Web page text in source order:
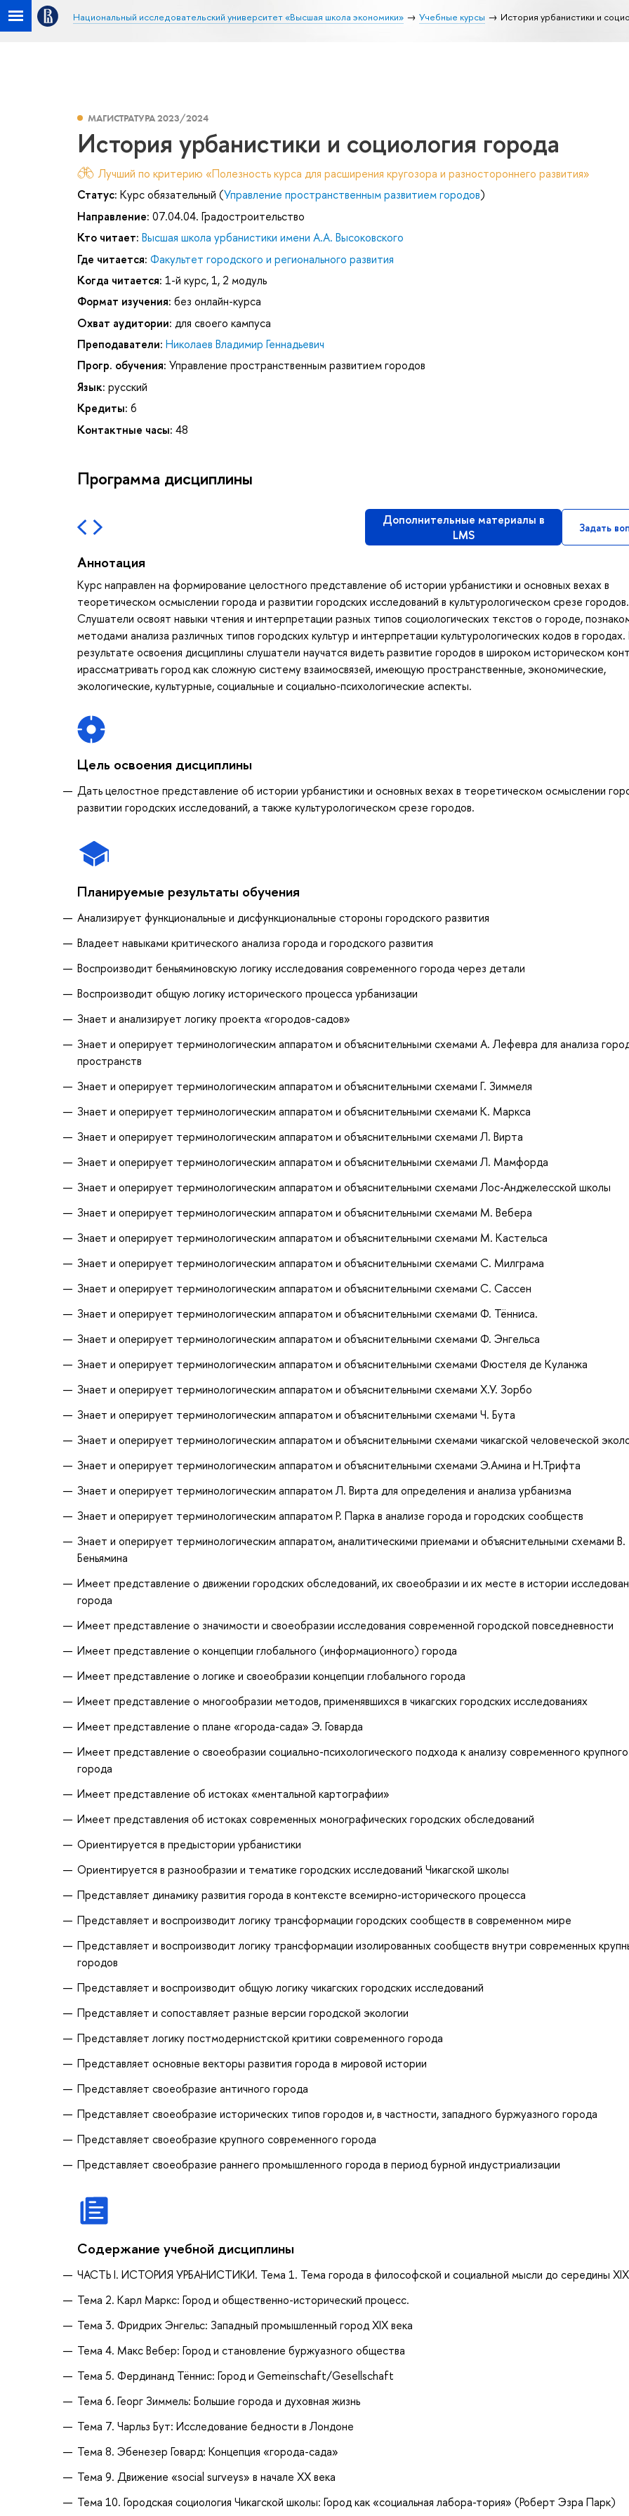
Национальный исследовательский университет «Высшая школа экономики» Учебные курсы История урбанистики и
МАГИСТРАТУРА 2023/2024
История урбанистики и социология города
Лучший по критерию «Полезность курса для расширения кругозора и разностороннего развития»
Статус: Курс обязательный (Управление пространственным развитием городов)
Направление: 07.04.04. Градостроительство
Кто читает: Высшая школа урбанистики имени А.А. Высоковского
Где читается: Факультет городского и регионального развития
Когда читается: 1-й курс, 1, 2 модуль
Формат изучения: без онлайн-курса
Охват аудитории: для своего кампуса
Преподаватели: Николаев Владимир Геннадьевич
Прогр. обучения: Управление пространственным развитием городов
Язык: русский
Кредиты: 6
Контактные часы: 48
Программа дисциплины
Дополнительные материалы в
LMS
Задать
Аннотация
Курс направлен на формирование целостного представление об истории урбанистики и основных вехах в
теоретическом осмыслении города и развитии городских исследований в культурологическом срезе городов.
Слушатели освоят навыки чтения и интерпретации разных типов социологических текстов о городе,
методами анализа различных типов городских культур и интерпретации культурологических кодов в городах.
результате освоения дисциплины слушатели научатся видеть развитие городов в широком историческом
ирассматривать город как сложную систему взаимосвязей, имеющую пространственные, экономические,
экологические, культурные, социальные и социально-психологические аспекты.
Цель освоения дисциплины
Дать целостное представление об истории урбанистики и основных вехах в теоретическом осмыслении
развитии городских исследований, а также культурологическом срезе городов.
Планируемые результаты обучения
Анализирует функциональные и дисфункциональные стороны городского развития
Владеет навыками критического анализа города и городского развития
Воспроизводит беньяминовскую логику исследования современного города через детали
Воспроизводит общую логику исторического процесса урбанизации
Знает и анализирует логику проекта «городов-садов»
Знает и оперирует терминологическим аппаратом и объяснительными схемами А. Лефевра для анализа
пространств
Знает и оперирует терминологическим аппаратом и объяснительными схемами Г. Зиммеля
Знает и оперирует терминологическим аппаратом и объяснительными схемами К. Маркса
Знает и оперирует терминологическим аппаратом и объяснительными схемами Л. Вирта
Знает и оперирует терминологическим аппаратом и объяснительными схемами Л. Мамфорда
Знает и оперирует терминологическим аппаратом и объяснительными схемами Лос-Анджелесской школы
Знает и оперирует терминологическим аппаратом и объяснительными схемами М. Вебера
Знает и оперирует терминологическим аппаратом и объяснительными схемами М. Кастельса
Знает и оперирует терминологическим аппаратом и объяснительными схемами С. Милграма
Знает и оперирует терминологическим аппаратом и объяснительными схемами С. Сассен
Знает и оперирует терминологическим аппаратом и объяснительными схемами Ф. Тённиса.
Знает и оперирует терминологическим аппаратом и объяснительными схемами Ф. Энгельса
Знает и оперирует терминологическим аппаратом и объяснительными схемами Фюстеля де Куланжа
Знает и оперирует терминологическим аппаратом и объяснительными схемами Х.У. Зорбо
Знает и оперирует терминологическим аппаратом и объяснительными схемами Ч. Бута
Знает и оперирует терминологическим аппаратом и объяснительными схемами чикагской человеческой
Знает и оперирует терминологическим аппаратом и объяснительными схемами Э.Амина и Н.Трифта
Знает и оперирует терминологическим аппаратом Л. Вирта для определения и анализа урбанизма
Знает и оперирует терминологическим аппаратом Р. Парка в анализе города и городских сообществ
Знает и оперирует терминологическим аппаратом, аналитическими приемами и объяснительными схемами В.
Беньямина
Имеет представление о движении городских обследований, их своеобразии и их месте в истории
города
Имеет представление о значимости и своеобразии исследования современной городской повседневности
Имеет представление о концепции глобального (информационного) города
Имеет представление о логике и своеобразии концепции глобального города
Имеет представление о многообразии методов, применявшихся в чикагских городских исследованиях
Имеет представление о плане «города-сада» Э. Говарда
Имеет представление о своеобразии социально-психологического подхода к анализу современного крупного
города
Имеет представление об истоках «ментальной картографии»
Имеет представления об истоках современных монографических городских обследований
Ориентируется в предыстории урбанистики
Ориентируется в разнообразии и тематике городских исследований Чикагской школы
Представляет динамику развития города в контексте всемирно-исторического процесса
Представляет и воспроизводит логику трансформации городских сообществ в современном мире
Представляет и воспроизводит логику трансформации изолированных сообществ внутри современных
городов
Представляет и воспроизводит общую логику чикагских городских исследований
Представляет и сопоставляет разные версии городской экологии
Представляет логику постмодернистской критики современного города
Представляет основные векторы развития города в мировой истории
Представляет своеобразие античного города
Представляет своеобразие исторических типов городов и, в частности, западного буржуазного города
Представляет своеобразие крупного современного города
Представляет своеобразие раннего промышленного города в период бурной индустриализации
Содержание учебной дисциплины
ЧАСТЬ I. ИСТОРИЯ УРБАНИСТИКИ. Тема 1. Тема города в философской и социальной мысли до середины XIX
Тема 2. Карл Маркс: Город и общественно-исторический процесс.
Тема 3. Фридрих Энгельс: Западный промышленный город XIX века
Тема 4. Макс Вебер: Город и становление буржуазного общества
Тема 5. Фердинанд Тённис: Город и Gemeinschaft/Gesellschaft
Тема 6. Георг Зиммель: Большие города и духовная жизнь
Тема 7. Чарльз Бут: Исследование бедности в Лондоне
Тема 8. Эбенезер Говард: Концепция «города-сада»
Тема 9. Движение «social surveys» в начале ХХ века
Тема 10. Городская социология Чикагской школы: Город как «социальная лабора-тория» (Роберт Эзра Парк)